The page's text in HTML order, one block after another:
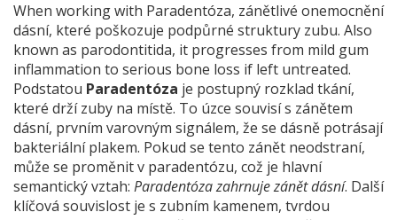
When working with Paradentóza, zánětlivé onemocnění
dásní, které poškozuje podpůrné struktury zubu. Also
known as parodontitida, it progresses from mild gum
inflammation to serious bone loss if left untreated.
Podstatou Paradentóza je postupný rozklad tkání,
které drží zuby na místě. To úzce souvisí s zánětem
dásní, prvním varovným signálem, že se dásně potrásají
bakteriální plakem. Pokud se tento zánět neodstraní,
může se proměnit v paradentózu, což je hlavní
semantický vztah: Paradentóza zahrnuje zánět dásní. Další
klíčová souvislost je s zubním kamenem, tvrdou